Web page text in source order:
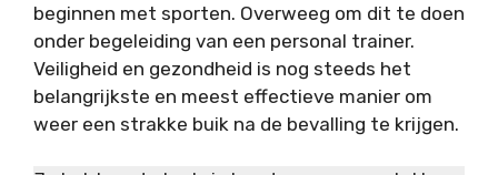
beginnen met sporten. Overweeg om dit te doen
onder begeleiding van een personal trainer.
Veiligheid en gezondheid is nog steeds het
belangrijkste en meest effectieve manier om
weer een strakke buik na de bevalling te krijgen.